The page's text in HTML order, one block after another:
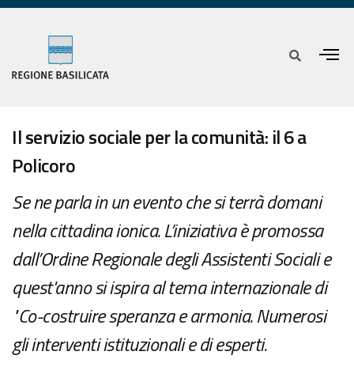
Il servizio sociale per la comunità: il 6 a
Policoro
Se ne parla in un evento che si terrà domani
nella cittadina ionica. L’iniziativa è promossa
dall’Ordine Regionale degli Assistenti Sociali e
quest'anno si ispira al tema internazionale di
"Co-costruire speranza e armonia. Numerosi
gli interventi istituzionali e di esperti.